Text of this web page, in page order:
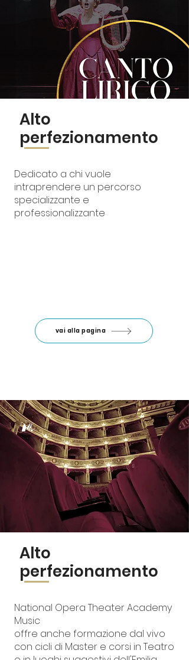
(Ravenna)
Prenota lezione di prova
Alto
perfezionamento
Dedicato a chi vuole
intraprendere un percorso
specializzante e
professionalizzante
vai alla pagina
Alto
perfezionamento
National Opera Theater Academy
Music
offre anche formazione dal vivo
con cicli di Master e corsi in Teatro